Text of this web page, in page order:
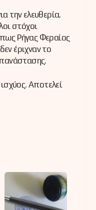
την ελευθερία.
στόχοι
Ρήγας Φεραίος
έριχναν το
Αποτελεί